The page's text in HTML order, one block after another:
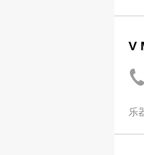
V
乐